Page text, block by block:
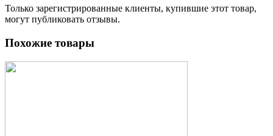
Только зарегистрированные клиенты, купившие этот товар,
могут публиковать отзывы.
Похожие товары